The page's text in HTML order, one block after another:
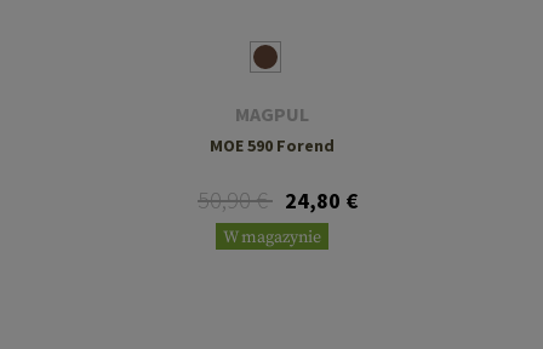
MAGPUL
MOE 590 Forend
50,90 € 24,80 €
W magazynie